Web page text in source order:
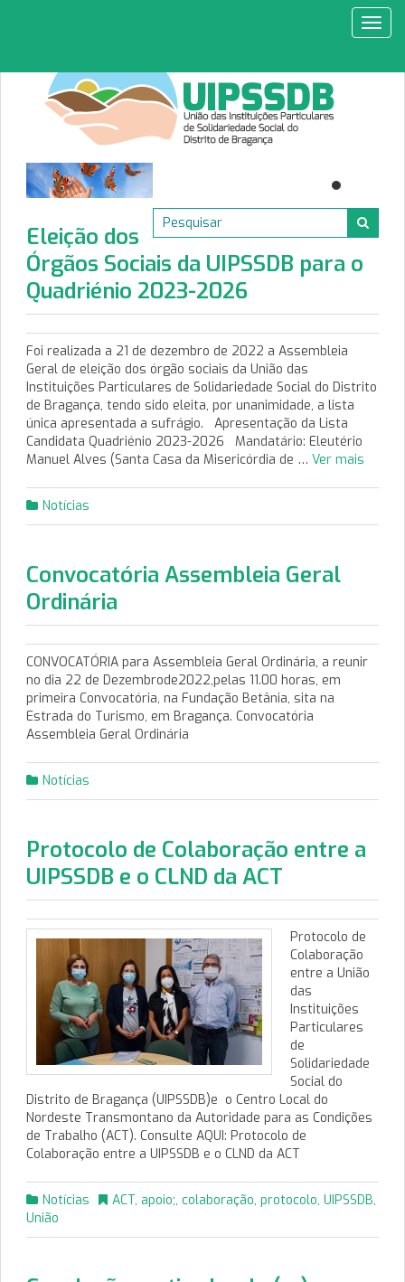
Eleição dos
Órgãos Sociais da UIPSSDB para o
Quadriénio 2023-2026
Foi realizada a 21 de dezembro de 2022 a Assembleia
Geral de eleição dos órgão sociais da União das
Instituições Particulares de Solidariedade Social do Distrito
de Bragança, tendo sido eleita, por unanimidade, a lista
única apresentada a sufrágio. Apresentação da Lista
Candidata Quadriénio 2023-2026 Mandatário: Eleutério
Manuel Alves (Santa Casa da Misericórdia de … Ver mais
Notícias
Convocatória Assembleia Geral
Ordinária
CONVOCATÓRIA para Assembleia Geral Ordinária, a reunir
no dia 22 de Dezembrode2022,pelas 11.00 horas, em
primeira Convocatória, na Fundação Betânia, sita na
Estrada do Turismo, em Bragança. Convocatória
Assembleia Geral Ordinária
Notícias
Protocolo de Colaboração entre a
UIPSSDB e o CLND da ACT
Protocolo de
Colaboração
entre a União
das
Instituições
Particulares
de
Solidariedade
Social do
Distrito de Bragança (UIPSSDB)e o Centro Local do
Nordeste Transmontano da Autoridade para as Condições
de Trabalho (ACT). Consulte AQUI: Protocolo de
Colaboração entre a UIPSSDB e o CLND da ACT
Notícias ACT, apoio;, colaboração, protocolo, UIPSSDB,
União